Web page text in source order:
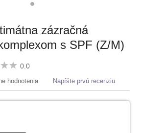
zázračná
s SPF (Z/M)
0.0
hodnotenia Napíšte prvú recenziu